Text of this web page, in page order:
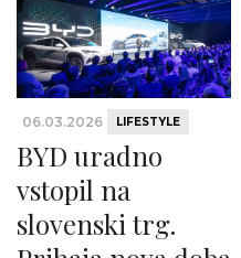
06.03.2026 LIFESTYLE
BYD uradno
vstopil na
slovenski trg.